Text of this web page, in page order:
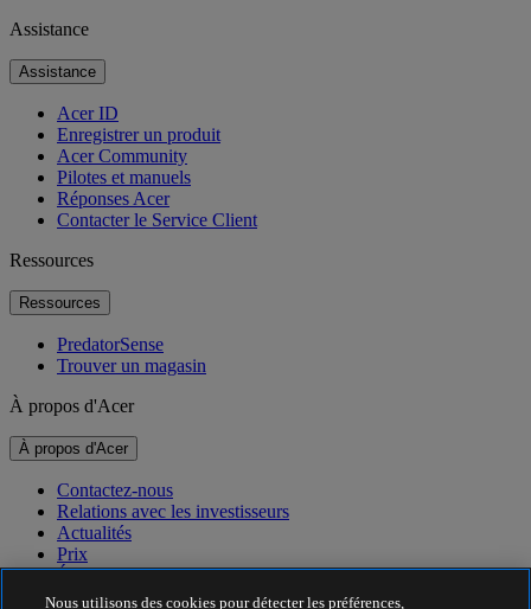
Assistance
Assistance
Acer ID
Enregistrer un produit
Acer Community
Pilotes et manuels
Réponses Acer
Contacter le Service Client
Ressources
Ressources
PredatorSense
Trouver un magasin
À propos d'Acer
À propos d'Acer
Contactez-nous
Relations avec les investisseurs
Actualités
Prix
Événements
Nous utilisons des cookies pour détecter les préférences,